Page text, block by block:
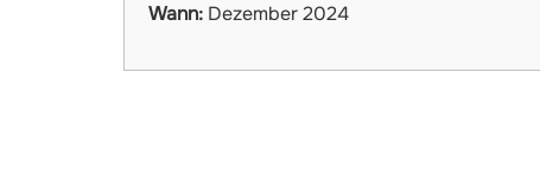
Wann: Dezember 2024